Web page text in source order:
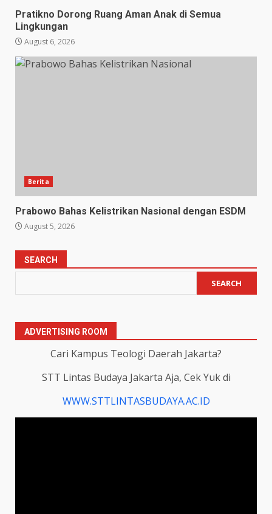
Pratikno Dorong Ruang Aman Anak di Semua
Lingkungan
August 6, 2026
Berita
Prabowo Bahas Kelistrikan Nasional dengan ESDM
August 5, 2026
SEARCH
SEARCH
ADVERTISING ROOM
Cari Kampus Teologi Daerah Jakarta?
STT Lintas Budaya Jakarta Aja, Cek Yuk di
WWW.STTLINTASBUDAYA.AC.ID